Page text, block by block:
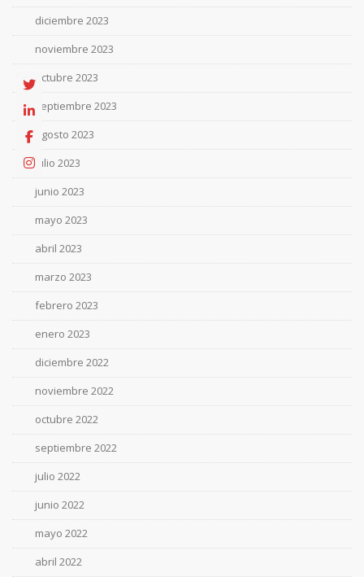
diciembre 2023
noviembre 2023
octubre 2023
septiembre 2023
agosto 2023
julio 2023
junio 2023
mayo 2023
abril 2023
marzo 2023
febrero 2023
enero 2023
diciembre 2022
noviembre 2022
octubre 2022
septiembre 2022
julio 2022
junio 2022
mayo 2022
abril 2022